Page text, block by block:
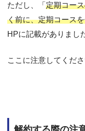
ただし、「 定期コー
く前に、定期コース
HPに記載がありまし
ここに注意してくださ